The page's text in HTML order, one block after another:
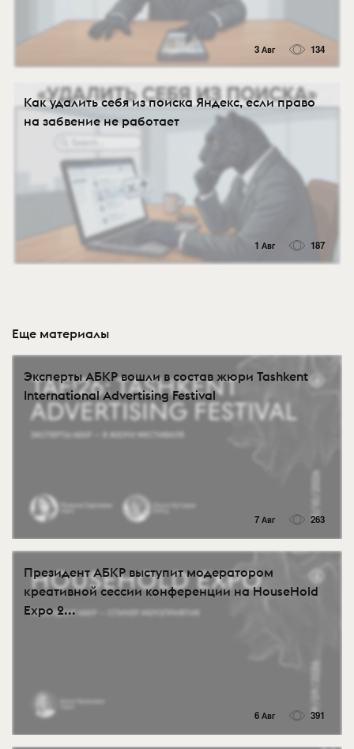
3 Авг 134
Как удалить себя из поиска Яндекс, если право
на забвение не работает
1 Авг 187
Еще материалы
Эксперты АБКР вошли в состав жюри Tashkent
International Advertising Festival
7 Авг 263
Президент АБКР выступит модератором
креативной сессии конференции на HouseHold
Expo 2...
6 Авг 391